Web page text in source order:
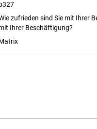
zufrieden sind Sie mit Ihrer
Ihrer Beschäftigung?